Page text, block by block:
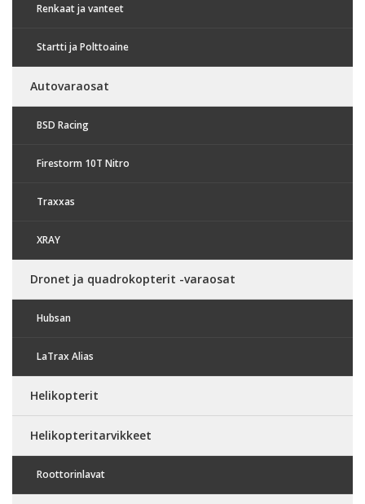
Renkaat ja vanteet
Startti ja Polttoaine
Autovaraosat
BSD Racing
Firestorm 10T Nitro
Traxxas
XRAY
Dronet ja quadrokopterit -varaosat
Hubsan
LaTrax Alias
Helikopterit
Helikopteritarvikkeet
Roottorinlavat